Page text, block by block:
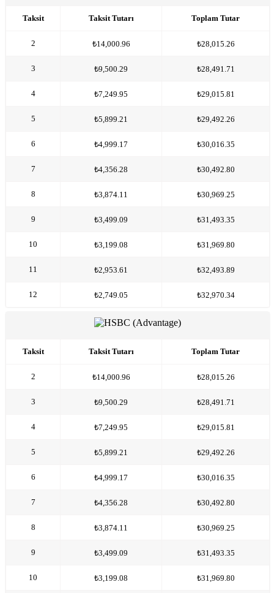
Taksit Taksit Tutarı Toplam Tutar
2 ₺14,000.96 ₺28,015.26
3 ₺9,500.29 ₺28,491.71
4 ₺7,249.95 ₺29,015.81
5 ₺5,899.21 ₺29,492.26
6 ₺4,999.17 ₺30,016.35
7 ₺4,356.28 ₺30,492.80
8 ₺3,874.11 ₺30,969.25
9 ₺3,499.09 ₺31,493.35
10 ₺3,199.08 ₺31,969.80
11 ₺2,953.61 ₺32,493.89
12 ₺2,749.05 ₺32,970.34
Taksit Taksit Tutarı Toplam Tutar
2 ₺14,000.96 ₺28,015.26
3 ₺9,500.29 ₺28,491.71
4 ₺7,249.95 ₺29,015.81
5 ₺5,899.21 ₺29,492.26
6 ₺4,999.17 ₺30,016.35
7 ₺4,356.28 ₺30,492.80
8 ₺3,874.11 ₺30,969.25
9 ₺3,499.09 ₺31,493.35
10 ₺3,199.08 ₺31,969.80